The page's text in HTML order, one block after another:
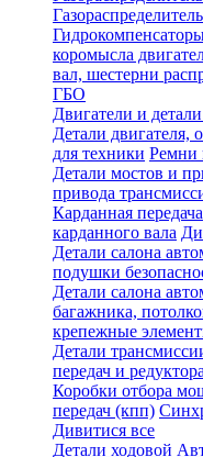
коромысла
вал, шестерни
ГБО
Двигатели и
Детали двигателя,
для техники Ремни
Детали мостов и
привода
Карданная передача
карданного вала
Детали салона
подушки
Детали салона
багажника,
крепежные
Детали
передач и редуктора
Коробки отбора
передач (кпп)
Дивитися все
Детали ходовой